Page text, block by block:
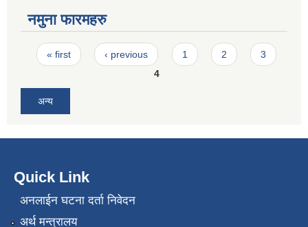
नमुना फारमहरु
Pages
« first ‹ previous 1 2
3
4
अन्य
Quick Link
अनलाईन घटना दर्ता निवेदन
अर्थ मन्त्रालय